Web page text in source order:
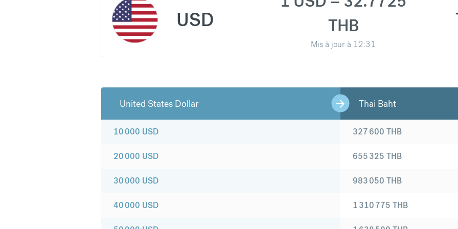
USD
THB
Mis à jour à 12:31
United States Dollar Thai Baht
10 000 USD
20 000 USD
30 000 USD
40 000 USD
327 600 THB
655 325 THB
983 050 THB
1 310 775 THB